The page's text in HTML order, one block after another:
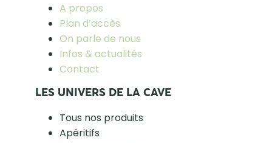
A propos
Plan d’accès
On parle de nous
Infos & actualités
Contact
LES UNIVERS DE LA CAVE
Tous nos produits
Apéritifs